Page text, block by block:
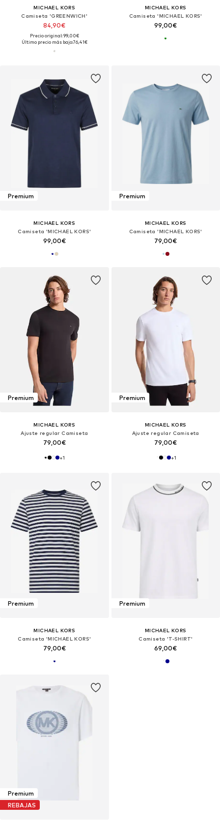
MICHAEL KORS
Camiseta 'GREENWICH'
84,90€
Precio original: 99,00€
Último precio más bajo:76,41€
MICHAEL KORS
Camiseta 'MICHAEL KORS'
99,00€
Premium
MICHAEL KORS
Camiseta 'MICHAEL KORS'
99,00€
Premium
MICHAEL KORS
Camiseta 'MICHAEL KORS'
79,00€
Premium
MICHAEL KORS
Ajuste regular Camiseta
79,00€
+1
Premium
MICHAEL KORS
Ajuste regular Camiseta
79,00€
+1
Premium
MICHAEL KORS
Camiseta 'MICHAEL KORS'
79,00€
Premium
MICHAEL KORS
Camiseta 'T-SHIRT'
69,00€
Premium
REBAJAS